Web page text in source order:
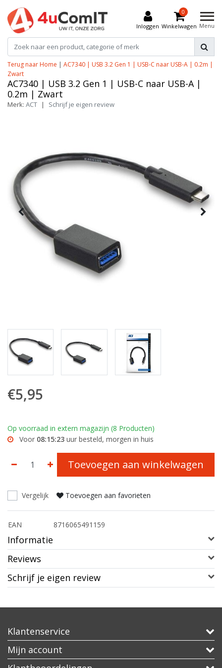
Inloggen
0
Winkelwagen Menu
Terug naar Home | AC7340 | USB 3.2 Gen 1 | USB-C naar USB-A | 0.2m |
Zwart
AC7340 | USB 3.2 Gen 1 | USB-C naar USB-A |
0.2m | Zwart
Merk: ACT | Schrijf je eigen review
€5,95
Op voorraad in extern magazijn (8 Producten)
Voor 08:15:23 uur besteld, morgen in huis
Toevoegen aan winkelwagen
Vergelijk Toevoegen aan favorieten
EAN 8716065491159
Informatie
Reviews
Schrijf je eigen review
Klantenservice
Mijn account